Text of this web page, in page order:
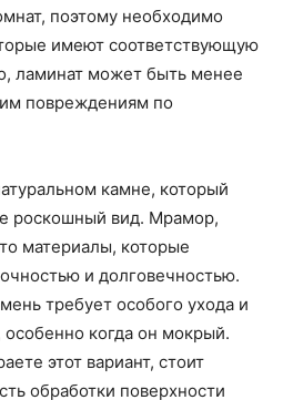
поэтому необходимо
имеют соответствующую
ламинат может быть менее
повреждениям по
камне, который
роскошный вид. Мрамор,
материалы, которые
и долговечностью.
требует особого ухода и
когда он мокрый.
этот вариант, стоит
обработки поверхности